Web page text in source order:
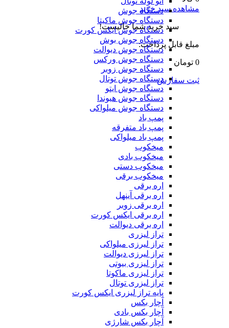
مشاهده سبد خرید
سبد خرید شما خالیست!
مبلغ قابل پرداخت:
0 تومان
ثبت سفارش
دستگاه جوش
دستگاه جوش ماکیتا
دستگاه جوش ایکس کورت
دستگاه جوش بوش
دستگاه جوش دیوالت
دستگاه جوش ورکس
دستگاه جوش زوبر
دستگاه جوش توتال
دستگاه جوش ایتو
دستگاه جوش هیوندا
دستگاه جوش میلواکی
پمپ باد
پمپ باد متفرقه
پمپ باد میلواکی
میخکوب
میخکوب بادی
میخکوب دستی
میخکوب برقی
اره برقی
اره برقی آینهل
اره برقی زوبر
اره برقی ایکس کورت
اره برقی دیوالت
تراز لیزری
تراز لیرزی میلواکی
تراز لیرزی دیوالت
تراز لیزری بیوتی
تراز لیزری ماکوتا
تراز لیزری توتال
پایه تراز لیزری ایکس کورت
آچار بکس
آچار بکس بادی
آچار بکس شارژی